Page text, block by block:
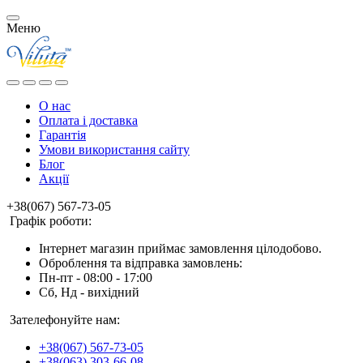
Меню
О нас
Оплата і доставка
Гарантія
Умови використання сайту
Блог
Акції
+38(067) 567-73-05
Графік роботи:
Інтернет магазин приймає замовлення цілодобово.
Оброблення та відправка замовлень:
Пн-пт - 08:00 - 17:00
Сб, Нд - вихідний
Зателефонуйте нам:
+38(067) 567-73-05